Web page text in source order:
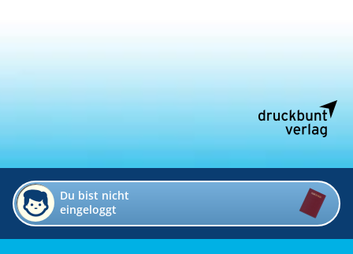
Du bist nicht
eingeloggt